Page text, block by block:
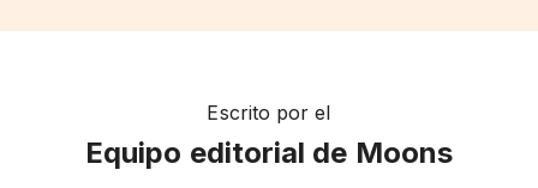
Escrito por el
Equipo editorial de Moons